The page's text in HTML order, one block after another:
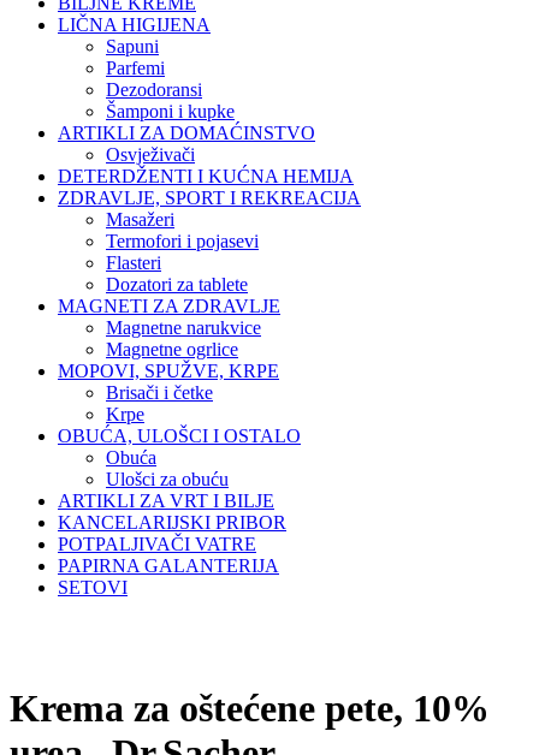
LIČNA HIGIJENA
Sapuni
Parfemi
Dezodoransi
Šamponi i kupke
ARTIKLI ZA DOMAĆINSTVO
Osvježivači
DETERDŽENTI I KUĆNA HEMIJA
ZDRAVLJE, SPORT I REKREACIJA
Masažeri
Termofori i pojasevi
Flasteri
Dozatori za tablete
MAGNETI ZA ZDRAVLJE
Magnetne narukvice
Magnetne ogrlice
MOPOVI, SPUŽVE, KRPE
Brisači i četke
Krpe
OBUĆA, ULOŠCI I OSTALO
Obuća
Ulošci za obuću
ARTIKLI ZA VRT I BILJE
KANCELARIJSKI PRIBOR
POTPALJIVAČI VATRE
PAPIRNA GALANTERIJA
SETOVI
Krema za oštećene pete, 10%